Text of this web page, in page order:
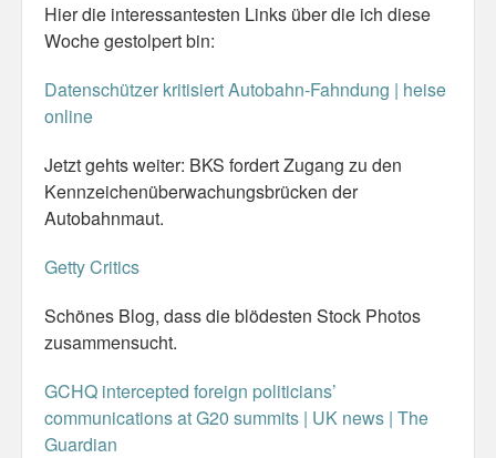
Sitemap
Contact
Imprint
Topics
Misc
Business Server Cashflow
Design is how it works
Money Makes The World Go Round
Hier die interessantesten Links über die ich diese
Woche gestolpert bin:
Datenschützer kritisiert Autobahn-Fahndung | heise
online
Jetzt gehts weiter: BKS fordert Zugang zu den
Kennzeichenüberwachungsbrücken der
Autobahnmaut.
Getty Critics
Schönes Blog, dass die blödesten Stock Photos
zusammensucht.
GCHQ intercepted foreign politicians’
communications at G20 summits | UK news | The
Guardian